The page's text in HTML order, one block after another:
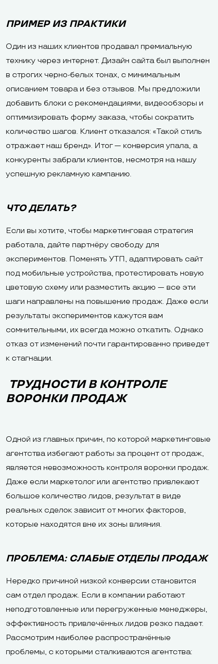
ПРИМЕР ИЗ ПРАКТИКИ
Один из наших клиентов продавал премиальную
технику через интернет. Дизайн сайта был выполнен
в строгих черно-белых тонах, с минимальным
описанием товара и без отзывов. Мы предложили
добавить блоки с рекомендациями, видеообзоры и
оптимизировать форму заказа, чтобы сократить
количество шагов. Клиент отказался: «Такой стиль
отражает наш бренд». Итог — конверсия упала, а
конкуренты забрали клиентов, несмотря на нашу
успешную рекламную кампанию.
ЧТО ДЕЛАТЬ?
Если вы хотите, чтобы маркетинговая стратегия
работала, дайте партнёру свободу для
экспериментов. Поменять УТП, адаптировать сайт
под мобильные устройства, протестировать новую
цветовую схему или разместить акцию — все эти
шаги направлены на повышение продаж. Даже если
результаты экспериментов кажутся вам
сомнительными, их всегда можно откатить. Однако
отказ от изменений почти гарантированно приведет
к стагнации.
ТРУДНОСТИ В КОНТРОЛЕ
ВОРОНКИ ПРОДАЖ
Одной из главных причин, по которой маркетинговые
агентства избегают работы за процент от продаж,
является невозможность контроля воронки продаж.
Даже если маркетолог или агентство привлекают
большое количество лидов, результат в виде
реальных сделок зависит от многих факторов,
которые находятся вне их зоны влияния.
ПРОБЛЕМА: СЛАБЫЕ ОТДЕЛЫ ПРОДАЖ
Нередко причиной низкой конверсии становится
сам отдел продаж. Если в компании работают
неподготовленные или перегруженные менеджеры,
эффективность привлечённых лидов резко падает.
Рассмотрим наиболее распространённые
проблемы, с которыми сталкиваются агентства: